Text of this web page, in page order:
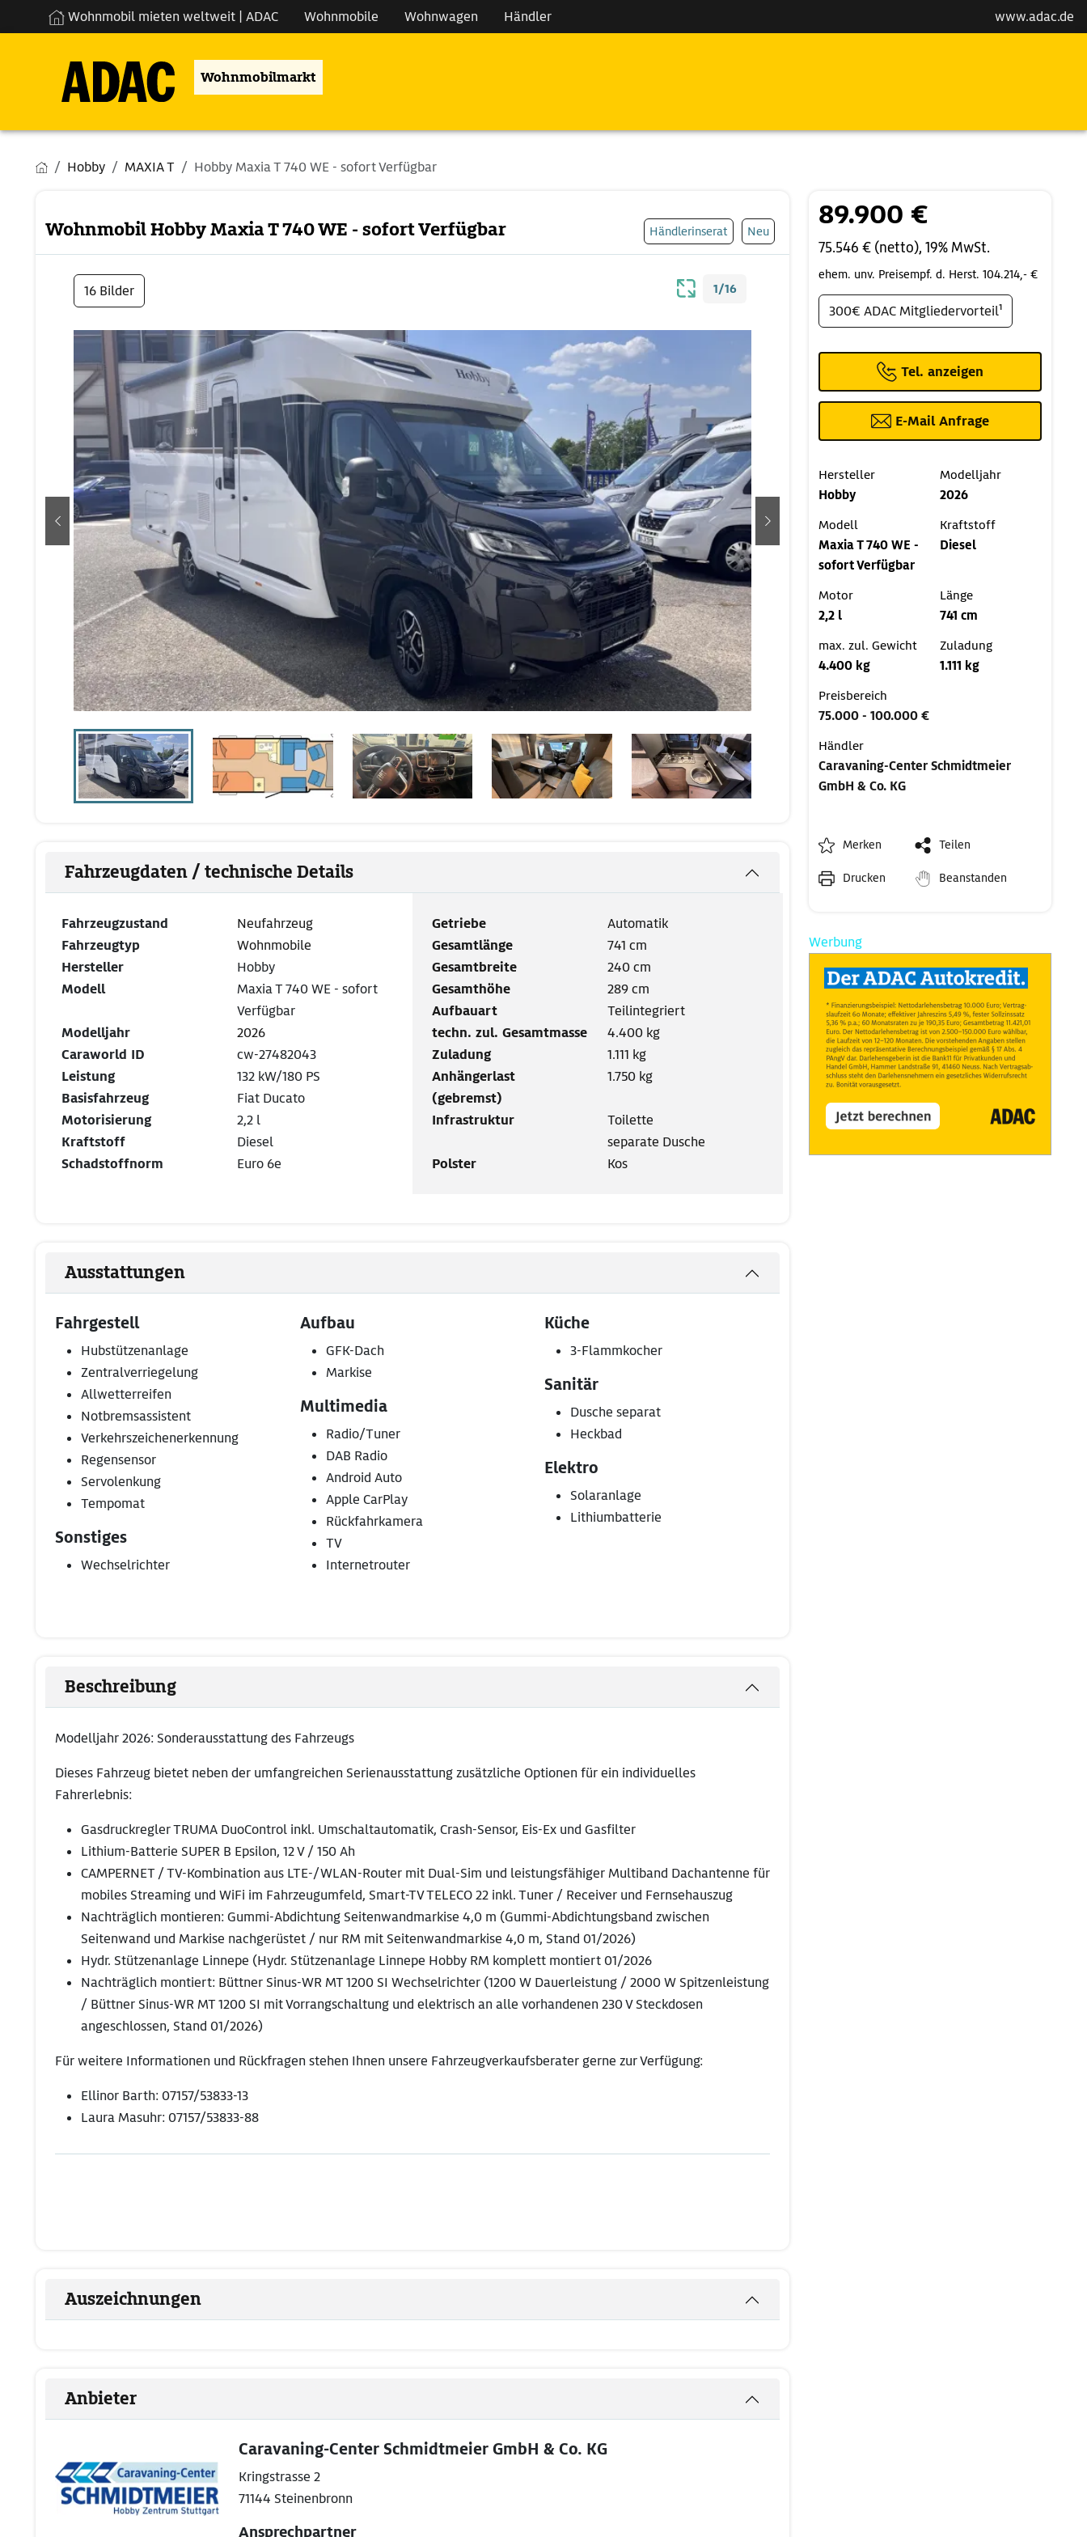
Wohnmobil mieten weltweit | ADAC Wohnmobile Wohnwagen Händler www.adac.de
Wohnmobilmarkt
Hobby MAXIA T Hobby Maxia T 740 WE - sofort Verfügbar
Wohnmobil Hobby Maxia T 740 WE - sofort Verfügbar Händlerinserat Neu
16 Bilder 1/16
zurück weiter
Fahrzeugdaten / technische Details
Fahrzeugzustand
Neufahrzeug
Fahrzeugtyp
Wohnmobile
Hersteller
Hobby
Modell
Maxia T 740 WE - sofort
Verfügbar
Modelljahr
2026
Caraworld ID
cw-27482043
Leistung
132 kW/180 PS
Basisfahrzeug
Fiat Ducato
Motorisierung
2,2 l
Kraftstoff
Diesel
Schadstoffnorm
Euro 6e
Getriebe
Automatik
Gesamtlänge
741 cm
Gesamtbreite
240 cm
Gesamthöhe
289 cm
Aufbauart
Teilintegriert
techn. zul. Gesamtmasse
4.400 kg
Zuladung
1.111 kg
Anhängerlast
(gebremst)
1.750 kg
Infrastruktur
Toilette
separate Dusche
Polster
Kos
Ausstattungen
Fahrgestell
Hubstützenanlage
Zentralverriegelung
Allwetterreifen
Notbremsassistent
Verkehrszeichenerkennung
Regensensor
Servolenkung
Tempomat
Aufbau
GFK-Dach
Markise
Küche
3-Flammkocher
Sanitär
Dusche separat
Heckbad
Multimedia
Radio/Tuner
DAB Radio
Android Auto
Apple CarPlay
Rückfahrkamera
TV
Internetrouter
Elektro
Solaranlage
Lithiumbatterie
Sonstiges
Wechselrichter
Beschreibung
Modelljahr 2026: Sonderausstattung des Fahrzeugs
Dieses Fahrzeug bietet neben der umfangreichen Serienausstattung zusätzliche Optionen für ein individuelles
Fahrerlebnis:
Gasdruckregler TRUMA DuoControl inkl. Umschaltautomatik, Crash-Sensor, Eis-Ex und Gasfilter
Lithium-Batterie SUPER B Epsilon, 12 V / 150 Ah
CAMPERNET / TV-Kombination aus LTE-/WLAN-Router mit Dual-Sim und leistungsfähiger Multiband Dachantenne für
mobiles Streaming und WiFi im Fahrzeugumfeld, Smart-TV TELECO 22 inkl. Tuner / Receiver und Fernsehauszug
Nachträglich montieren: Gummi-Abdichtung Seitenwandmarkise 4,0 m (Gummi-Abdichtungsband zwischen
Seitenwand und Markise nachgerüstet / nur RM mit Seitenwandmarkise 4,0 m, Stand 01/2026)
Hydr. Stützenanlage Linnepe (Hydr. Stützenanlage Linnepe Hobby RM komplett montiert 01/2026
Nachträglich montiert: Büttner Sinus-WR MT 1200 SI Wechselrichter (1200 W Dauerleistung / 2000 W Spitzenleistung
/ Büttner Sinus-WR MT 1200 SI mit Vorrangschaltung und elektrisch an alle vorhandenen 230 V Steckdosen
angeschlossen, Stand 01/2026)
Für weitere Informationen und Rückfragen stehen Ihnen unsere Fahrzeugverkaufsberater gerne zur Verfügung:
Ellinor Barth: 07157/53833-13
Laura Masuhr: 07157/53833-88
Auszeichnungen
Anbieter
Caravaning-Center Schmidtmeier GmbH & Co. KG
Kringstrasse 2
71144 Steinenbronn
Ansprechpartner
89.900 €
75.546 € (netto), 19% MwSt.
ehem. unv. Preisempf. d. Herst. 104.214,- €
300€ ADAC Mitgliedervorteil¹
Tel. anzeigen
E-Mail Anfrage
Hersteller
Hobby
Modelljahr
2026
Modell
Maxia T 740 WE -
sofort Verfügbar
Kraftstoff
Diesel
Motor
2,2 l
Länge
741 cm
max. zul. Gewicht
4.400 kg
Zuladung
1.111 kg
Preisbereich
75.000 - 100.000 €
Händler
Caravaning-Center Schmidtmeier
GmbH & Co. KG
Merken Teilen
Drucken Beanstanden
Werbung